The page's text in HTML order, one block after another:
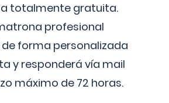
totalmente gratuita.
profesional
forma personalizada
y responderá vía mail
máximo de 72 horas.